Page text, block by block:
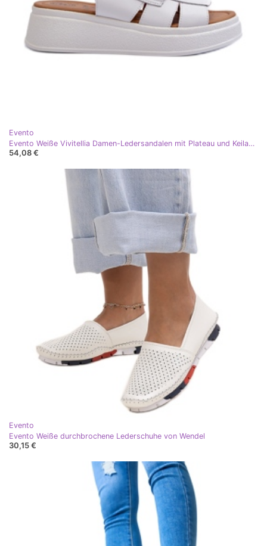
Evento
Evento Weiße Vivitellia Damen-Ledersandalen mit Plateau und Keilabsatz
54,08 €
Evento
Evento Weiße durchbrochene Lederschuhe von Wendel
30,15 €